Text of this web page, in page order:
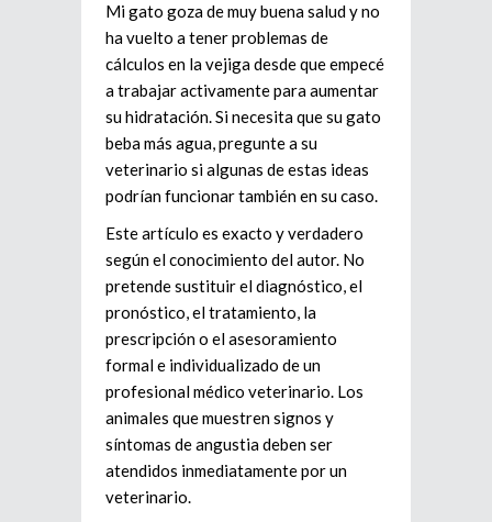
Mi gato goza de muy buena salud y no
ha vuelto a tener problemas de
cálculos en la vejiga desde que empecé
a trabajar activamente para aumentar
su hidratación. Si necesita que su gato
beba más agua, pregunte a su
veterinario si algunas de estas ideas
podrían funcionar también en su caso.
Este artículo es exacto y verdadero
según el conocimiento del autor. No
pretende sustituir el diagnóstico, el
pronóstico, el tratamiento, la
prescripción o el asesoramiento
formal e individualizado de un
profesional médico veterinario. Los
animales que muestren signos y
síntomas de angustia deben ser
atendidos inmediatamente por un
veterinario.